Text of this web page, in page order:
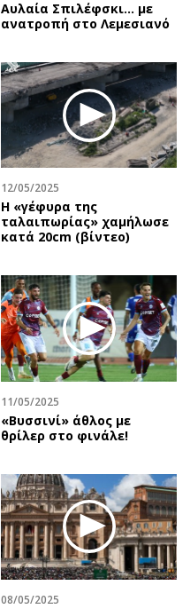
Social
Αυτοκίνηση
Πολιτική
Οικονομία
Γενικά
Αναδρομές
Πρόσωπα
Περιβάλλον
Good Life
Showbiz
Ταξίδια
Συνταγές
Έξοδος
Εκπομπές
Wine routes
Uncut
Προσφορές
Προσωπικότητες στην ''Κ''
Επιστολές
Αυλαία Σπιλέφσκι... με
ανατροπή στο Λεμεσιανό
12/05/2025
H «γέφυρα της
ταλαιπωρίας» χαμήλωσε
κατά 20cm (βίντεο)
11/05/2025
«Βυσσινί» άθλος με
θρίλερ στο φινάλε!
08/05/2025